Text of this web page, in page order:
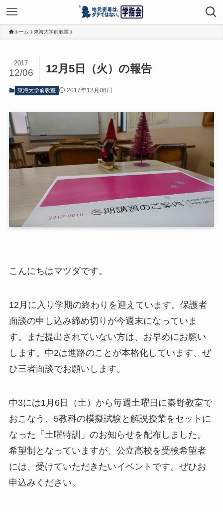
ホーム 東海大学前教室
12月5日（火）の報告
2017
12/06
東海大学前教室 2017年12月06日
こんにちはマツダです。
12月に入り学期の終わりを迎えています。保護者
面談の申し込み締め切りが今週末になっていま
す。まだ提出されていない方は、お早めにお願い
します。中2は進路のことが本格化しています、ぜ
ひ三者面談でお願いします。
中3には1月6日（土）から毎週土曜日に秦野教室で
おこなう、5教科の模擬試験と解説授業をセットに
なった「土曜特訓」のお知らせを配布しました。
希望制となっていますが、公立高校を受検希望者
には、受けていただきたいイベントです。ぜひお
申込みください。